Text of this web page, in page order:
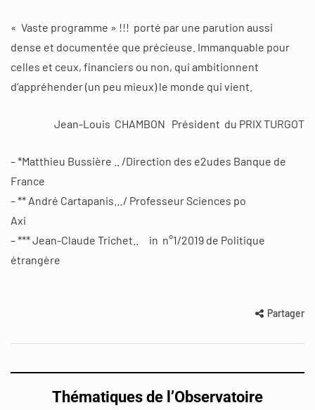
« Vaste programme » !!! porté par une parution aussi
dense et documentée que précieuse. Immanquable pour
celles et ceux, financiers ou non, qui ambitionnent
d’appréhender (un peu mieux) le monde qui vient.
Jean-Louis CHAMBON Président du PRIX TURGOT
– *Matthieu Bussière .. /Direction des e2udes Banque de
France
– ** André Cartapanis…/ Professeur Sciences po
Axi
– *** Jean-Claude Trichet.. in n°1/2019 de Politique
étrangère
Partager
Thématiques de l’Observatoire